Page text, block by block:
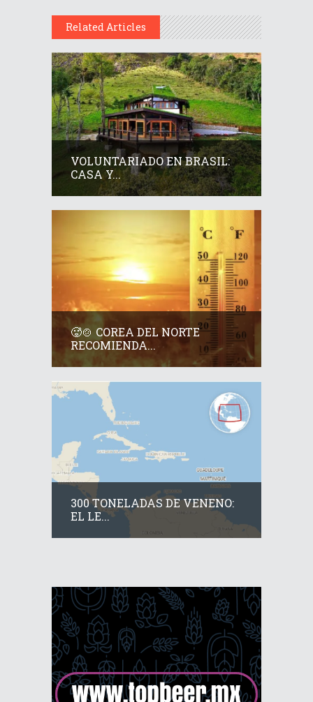
Related Articles
VOLUNTARIADO EN BRASIL:
CASA Y...
🥵🍲 COREA DEL NORTE
RECOMIENDA...
300 TONELADAS DE VENENO:
EL LE...